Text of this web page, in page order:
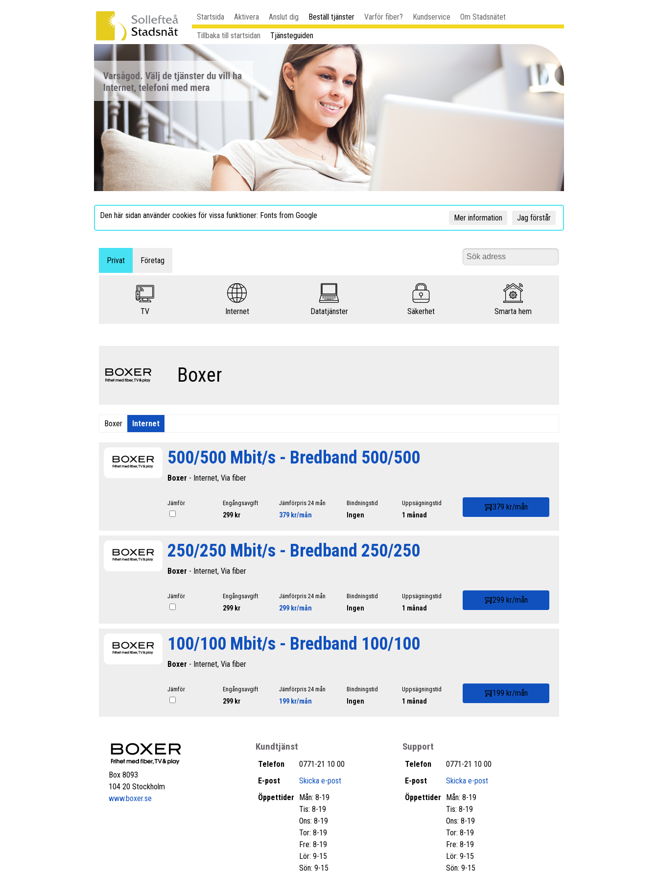
Startsida Aktivera Anslut dig Beställ tjänster Varför fiber? Kundservice
Om Stadsnätet
Tillbaka till startsidan
Tjänsteguiden
Den här sidan använder cookies för vissa funktioner: Fonts from Google Jag förstår
Mer information
Privat Företag
TV Internet Datatjänster Säkerhet Smarta hem
Boxer
Boxer Internet
500/500 Mbit/s - Bredband 500/500
Boxer - Internet, Via fiber
Jämför Engångsavgift
299 kr
Jämförpris 24 mån
379 kr/mån
Bindningstid
Ingen
Uppsägningstid
1 månad
379 kr/mån
250/250 Mbit/s - Bredband 250/250
Boxer - Internet, Via fiber
Jämför Engångsavgift
299 kr
Jämförpris 24 mån
299 kr/mån
Bindningstid
Ingen
Uppsägningstid
1 månad
299 kr/mån
100/100 Mbit/s - Bredband 100/100
Boxer - Internet, Via fiber
Jämför Engångsavgift
299 kr
Jämförpris 24 mån
199 kr/mån
Bindningstid
Ingen
Uppsägningstid
1 månad
199 kr/mån
Box 8093
104 20 Stockholm
www.boxer.se
Kundtjänst
Telefon
0771-21 10 00
E-post
Skicka e-post
Öppettider
Mån: 8-19
Tis: 8-19
Ons: 8-19
Tor: 8-19
Fre: 8-19
Lör: 9-15
Sön: 9-15
Support
Telefon
0771-21 10 00
E-post
Skicka e-post
Öppettider
Mån: 8-19
Tis: 8-19
Ons: 8-19
Tor: 8-19
Fre: 8-19
Lör: 9-15
Sön: 9-15